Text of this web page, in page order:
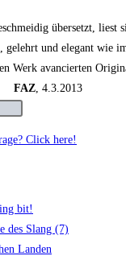
übersetzt, liest
gelehrt und elegant wie
Werk avancierten
FAZ, 4.3.2013
Click here!
bit!
des Slang (7)
Landen